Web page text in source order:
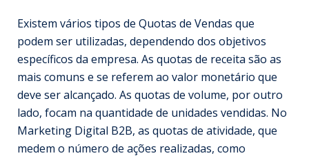
Existem vários tipos de Quotas de Vendas que
podem ser utilizadas, dependendo dos objetivos
específicos da empresa. As quotas de receita são as
mais comuns e se referem ao valor monetário que
deve ser alcançado. As quotas de volume, por outro
lado, focam na quantidade de unidades vendidas. No
Marketing Digital B2B, as quotas de atividade, que
medem o número de ações realizadas, como